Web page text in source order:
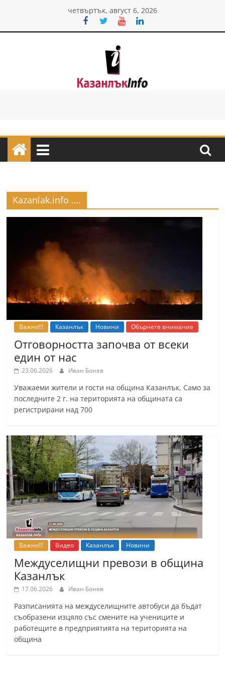
content
четвъртък, август 6, 2026
Казанлък
Н
в
н
и
о
К
а
а
н
л
ъ
к
и
о
б
л
т
С
т
а
р
а
З
а
о
р
–
k
Kazanlak.info ….
Важно!!! Казанлък Новини Обърнете внимание
Отговорността започва от всеки
един от нас
23.06.2026 Иван Бонев
Уважаеми жители и гости на община Казанлък, Само за
последните 2 г. на територията на общината са
регистрирани над 700
Важно!!! Видео Казанлък Новини
Междуселищни превози в община
Казанлък
17.06.2026 Иван Бонев
Разписанията на междуселищните автобуси да бъдат
съобразени изцяло със смените на учениците и
работещите в предприятията на територията на
община